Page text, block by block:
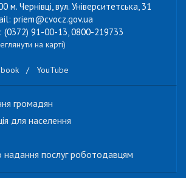
м. Чернівці, вул. Університетська, 31
priem@cvocz.gov.ua
(0372) 91-00-13, 0800-219733
на карті)
/ YouTube
громадян
для населення
послуг роботодавцям